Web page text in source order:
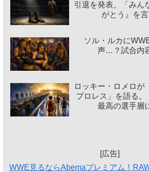
引退を発表。「みん
がとう』を言
ソル・ルカに
声…？試合内
ロッキー・ロメロが
プロレス」を語る。
最高の選手層
[広告]
WWE見るならAbemaプレミアム！